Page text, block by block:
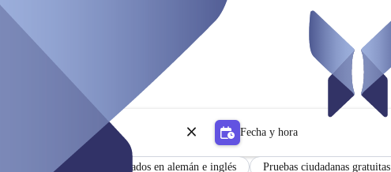
Fecha y hora
Certificado Resultados en alemán e inglés Pruebas ciudadanas gratuitas